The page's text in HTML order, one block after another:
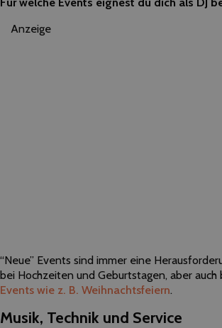
Anzeige
“Neue” Events sind immer eine
bei Hochzeiten und Geburtstagen, aber auch
Events wie z. B. Weihnachtsfeiern.
Musik, Technik und Service